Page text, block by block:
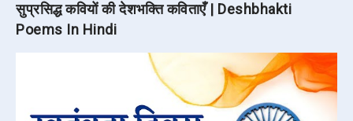
सुप्रसिद्ध कवियों की देशभक्ति कविताएँ | Deshbhakti
Poems In Hindi